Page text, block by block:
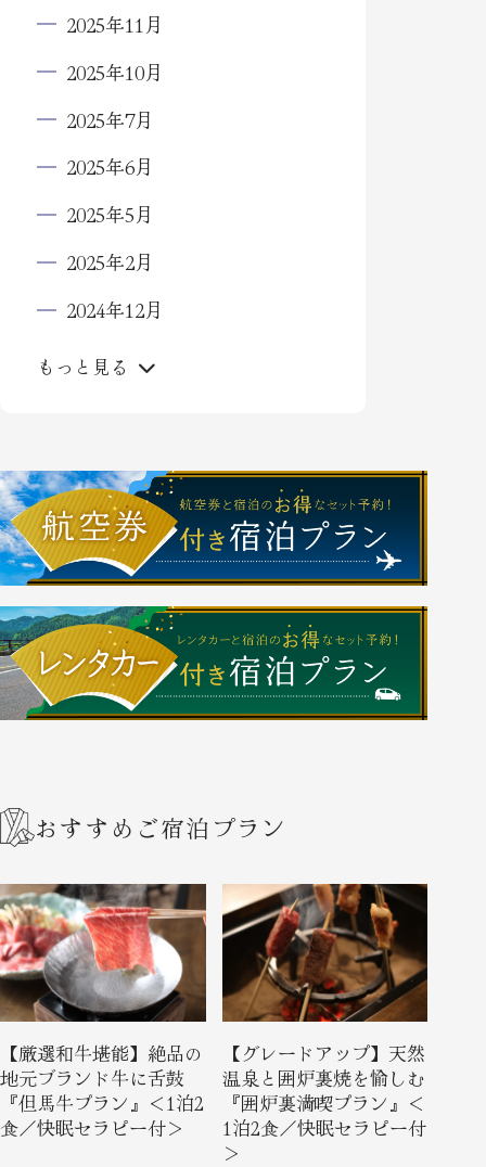
2025年11月
2025年10月
2025年7月
2025年6月
2025年5月
2025年2月
2024年12月
もっと見る
おすすめご宿泊プラン
【厳選和牛堪能】絶品の
地元ブランド牛に舌鼓
『但馬牛プラン』＜1泊2
食／快眠セラピー付＞
【グレードアップ】天然
温泉と囲炉裏焼を愉しむ
『囲炉裏満喫プラン』＜
1泊2食／快眠セラピー付
＞